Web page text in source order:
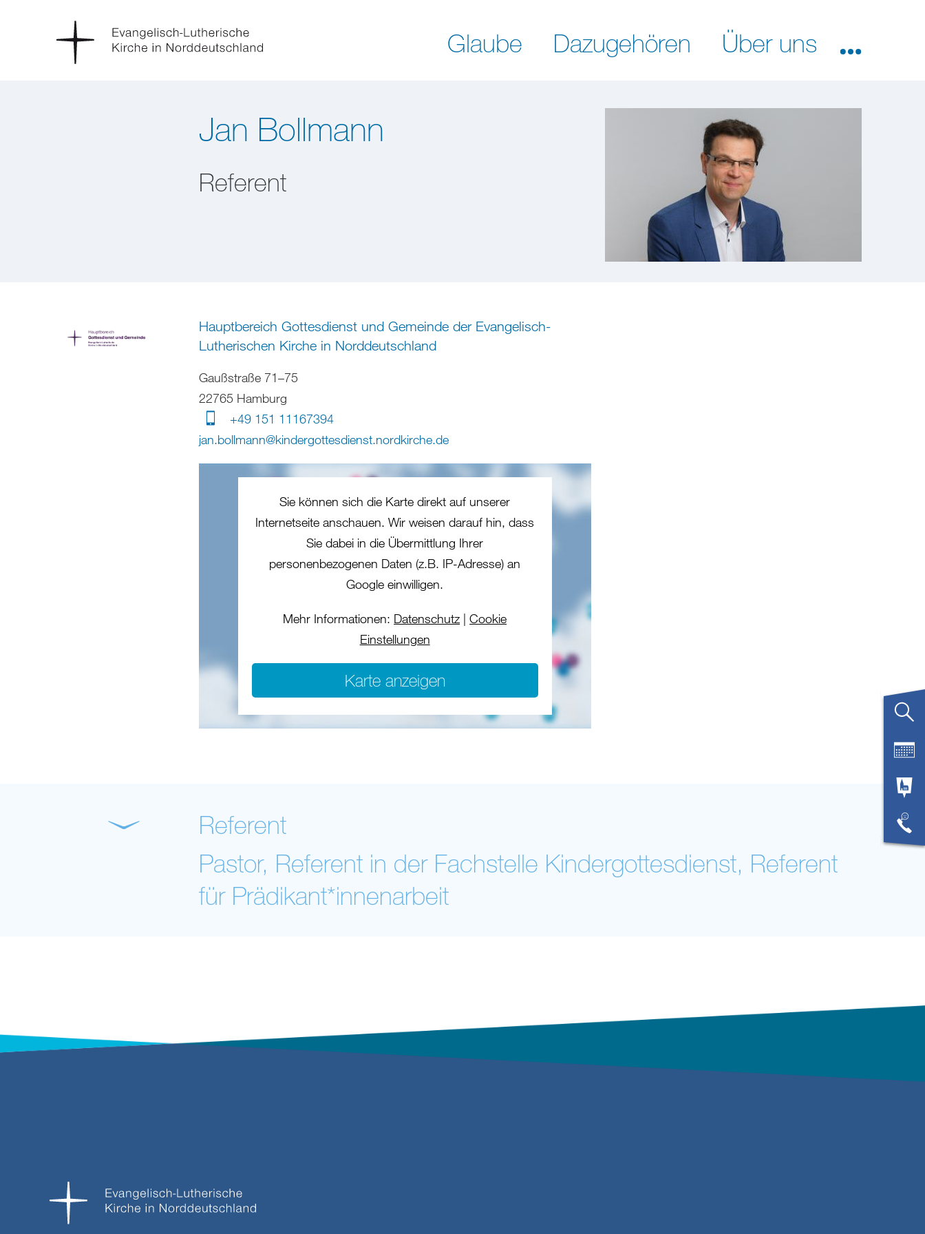
Glaube Dazugehören Über uns
Jan Bollmann
Referent
Hauptbereich Gottesdienst und Gemeinde der Evangelisch-
Lutherischen Kirche in Norddeutschland
Gaußstraße 71–75
22765 Hamburg
+49 151 11167394
jan.bollmann@kindergottesdienst.nordkirche.de
Sie können sich die Karte direkt auf unserer
Internetseite anschauen. Wir weisen darauf hin, dass
Sie dabei in die Übermittlung Ihrer
personenbezogenen Daten (z.B. IP-Adresse) an
Google einwilligen.
Mehr Informationen: Datenschutz |Cookie
Einstellungen
Karte anzeigen
Referent
Pastor, Referent in der Fachstelle Kindergottesdienst, Referent
für Prädikant*innenarbeit